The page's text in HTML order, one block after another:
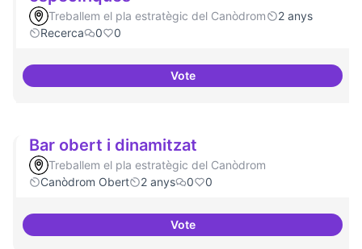
Treballem el pla estratègic del Canòdrom
2 anys
Recerca
0 0
VoteBeques de recerca per
Bar obert i dinamitzat
Treballem el pla estratègic del Canòdrom
Canòdrom Obert
2 anys 0 0
VoteBar obert i dinamitzat